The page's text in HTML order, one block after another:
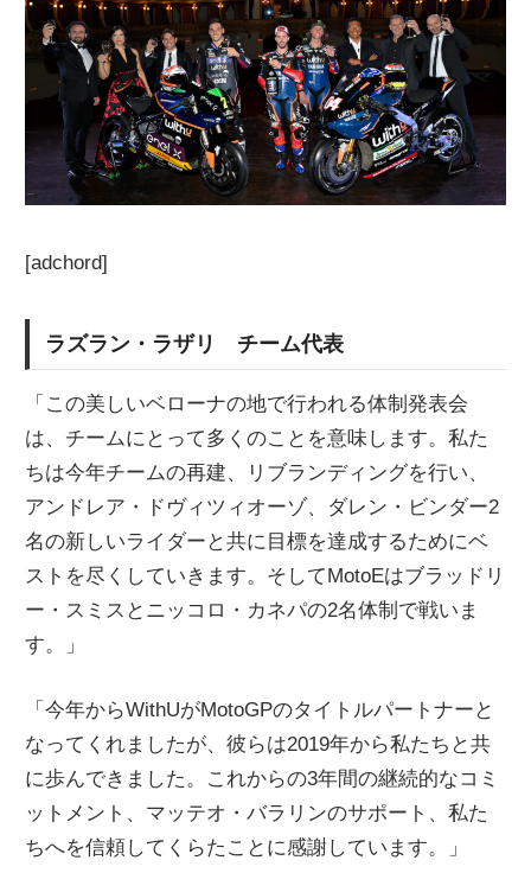
[adchord]
ラズラン・ラザリ チーム代表
「この美しいベローナの地で行われる体制発表会
は、チームにとって多くのことを意味します。私た
ちは今年チームの再建、リブランディングを行い、
アンドレア・ドヴィツィオーゾ、ダレン・ビンダー2
名の新しいライダーと共に目標を達成するためにベ
ストを尽くしていきます。そしてMotoEはブラッドリ
ー・スミスとニッコロ・カネパの2名体制で戦いま
す。」
「今年からWithUがMotoGPのタイトルパートナーと
なってくれましたが、彼らは2019年から私たちと共
に歩んできました。これからの3年間の継続的なコミ
ットメント、マッテオ・バラリンのサポート、私た
ちへを信頼してくらたことに感謝しています。」